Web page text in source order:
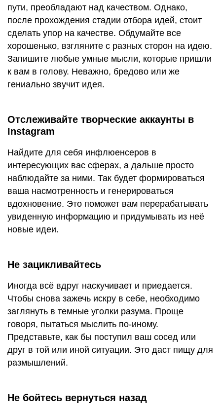
пути, преобладают над качеством. Однако,
после прохождения стадии отбора идей, стоит
сделать упор на качестве. Обдумайте все
хорошенько, взгляните с разных сторон на идею.
Запишите любые умные мысли, которые пришли
к вам в голову. Неважно, бредово или же
гениально звучит идея.
Отслеживайте творческие аккаунты в
Instagram
Найдите для себя инфлюенсеров в
интересующих вас сферах, а дальше просто
наблюдайте за ними. Так будет формироваться
ваша насмотренность и генерироваться
вдохновение. Это поможет вам перерабатывать
увиденную информацию и придумывать из неё
новые идеи.
Не зацикливайтесь
Иногда всё вдруг наскучивает и приедается.
Чтобы снова зажечь искру в себе, необходимо
заглянуть в темные уголки разума. Проще
говоря, пытаться мыслить по-иному.
Представьте, как бы поступил ваш сосед или
друг в той или иной ситуации. Это даст пищу для
размышлений.
Не бойтесь вернуться назад